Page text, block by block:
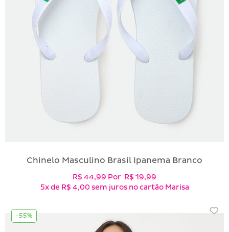
Chinelo Masculino Brasil Ipanema Branco
R$ 44,99 Por R$ 19,99
5xde R$ 4,00 sem juros no cartão Marisa
-55%